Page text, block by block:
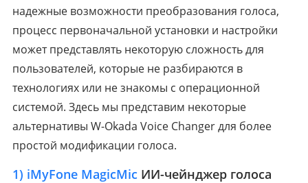
надежные возможности преобразования голоса,
процесс первоначальной установки и настройки
может представлять некоторую сложность для
пользователей, которые не разбираются в
технологиях или не знакомы с операционной
системой. Здесь мы представим некоторые
альтернативы W-Okada Voice Changer для более
простой модификации голоса.
1) iMyFone MagicMic ИИ-чейнджер голоса